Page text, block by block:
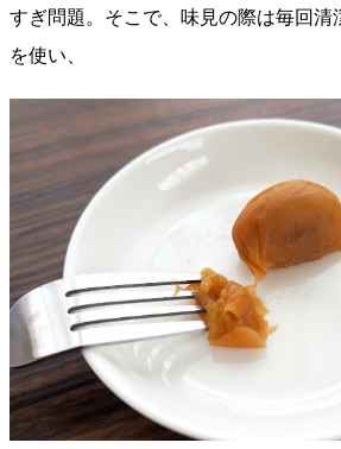
すぎ問題。そこで、味見の際は毎回清
を使い、